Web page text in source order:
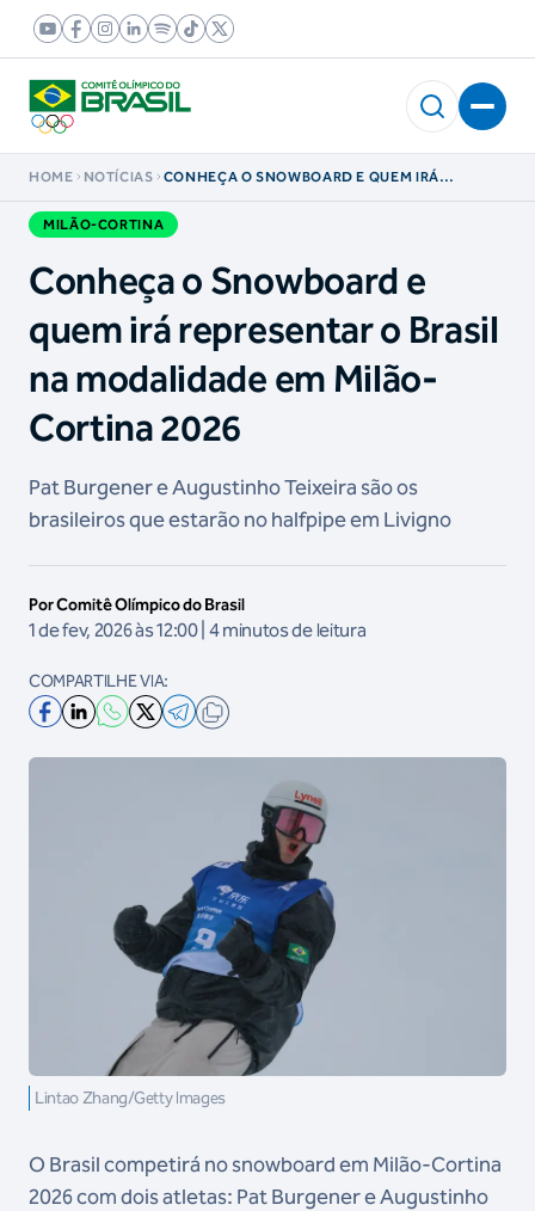
HOME NOTÍCIAS
CONHEÇA O SNOWBOARD E QUEM IRÁ
MILÃO-CORTINA 2026
MILÃO-CORTINA
Conheça o Snowboard e
quem irá representar o Brasil
na modalidade em Milão-
Cortina 2026
Pat Burgener e Augustinho Teixeira são os
brasileiros que estarão no halfpipe em Livigno
Por Comitê Olímpico do Brasil
1 de fev, 2026 às 12:00 | 4 minutos de leitura
COMPARTILHE VIA:
Lintao Zhang/Getty Images
O Brasil competirá no snowboard em Milão-Cortina
2026 com dois atletas: Pat Burgener e Augustinho